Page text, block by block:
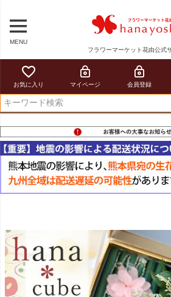
MENU
フラワーマーケット花由公式
お気に入り マイページ 会員登録